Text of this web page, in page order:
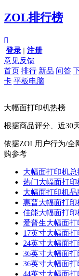
ZOL排行榜

登录 | 注册
意见反馈
首页 排行 新品 问答
卡 平板电脑
大幅面打印机热榜
根据商品评分、近30
依据ZOL用户行为/全
购参考
大幅面打印机总
热门大幅面打印
大幅面打印机
惠普大幅面打印
佳能大幅面打印
爱普生大幅面
17英寸大幅面
24英寸大幅面
36英寸大幅面
36英寸大幅面打
44英寸大幅面打